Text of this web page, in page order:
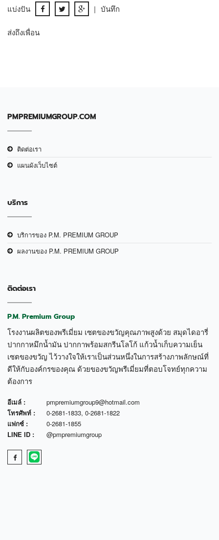
แบ่งปัน | บันทึก
ส่งถึงเพื่อน
PMPREMIUMGROUP.COM
ติดต่อเรา
แผนผังเว็บไซต์
บริการ
บริการของ P.M. PREMIUM GROUP
ผลงานของ P.M. PREMIUM GROUP
ติดต่อเรา
P.M. Premium Group
โรงงานผลิตของพรีเมี่ยม เซตของขวัญคุณภาพสูงด้วย สมุดไดอารี่
ปากกาหมึกน้ำมัน ปากกาพร้อมสกรีนโลโก้ แก้วน้ำเก็บความเย็น
เซตของขวัญ ไว้วางใจให้เราเป็นส่วนหนึ่งในการสร้างภาพลักษณ์ที่
ดีให้กับองค์กรของคุณ ด้วยของขวัญพรีเมี่ยมที่ตอบโจทย์ทุกความ
ต้องการ
อีเมล์ :
pmpremiumgroup9@hotmail.com
โทรศัพท์ :
0-2681-1833, 0-2681-1822
แฟกซ์ :
0-2681-1855
LINE ID :
@pmpremiumgroup